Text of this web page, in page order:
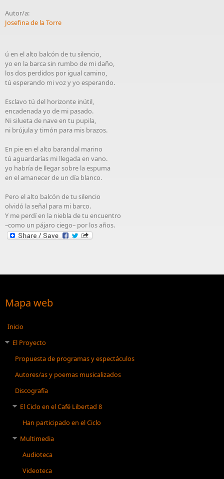
Autor/a:
Josefina de la Torre
ú en el alto balcón de tu silencio,
yo en la barca sin rumbo de mi daño,
los dos perdidos por igual camino,
tú esperando mi voz y yo esperando.
Esclavo tú del horizonte inútil,
encadenada yo de mi pasado.
Ni silueta de nave en tu pupila,
ni brújula y timón para mis brazos.
En pie en el alto barandal marino
tú aguardarías mi llegada en vano.
yo habría de llegar sobre la espuma
en el amanecer de un día blanco.
Pero el alto balcón de tu silencio
olvidó la señal para mi barco.
Y me perdí en la niebla de tu encuentro
–como un pájaro ciego– por los años.
Mapa web
Inicio
El Proyecto
Propuesta de programas y espectáculos
Autores/as y poemas musicalizados
Discografía
El Ciclo en el Café Libertad 8
Han participado en el Ciclo
Multimedia
Audioteca
Videoteca